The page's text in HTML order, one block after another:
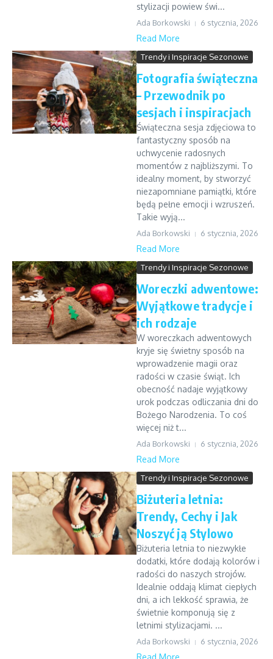
stylizacji powiew świ...
Ada Borkowski 6 stycznia, 2026
Read More
Trendy i Inspiracje Sezonowe
Fotografia świąteczna
– Przewodnik po
sesjach i inspiracjach
Świąteczna sesja zdjęciowa to
fantastyczny sposób na
uchwycenie radosnych
momentów z najbliższymi. To
idealny moment, by stworzyć
niezapomniane pamiątki, które
będą pełne emocji i wzruszeń.
Takie wyją...
Ada Borkowski 6 stycznia, 2026
Read More
Trendy i Inspiracje Sezonowe
Woreczki adwentowe:
Wyjątkowe tradycje i
ich rodzaje
W woreczkach adwentowych
kryje się świetny sposób na
wprowadzenie magii oraz
radości w czasie świąt. Ich
obecność nadaje wyjątkowy
urok podczas odliczania dni do
Bożego Narodzenia. To coś
więcej niż t...
Ada Borkowski 6 stycznia, 2026
Read More
Trendy i Inspiracje Sezonowe
Biżuteria letnia:
Trendy, Cechy i Jak
Noszyć ją Stylowo
Biżuteria letnia to niezwykłe
dodatki, które dodają kolorów i
radości do naszych strojów.
Idealnie oddają klimat ciepłych
dni, a ich lekkość sprawia, że
świetnie komponują się z
letnimi stylizacjami. ...
Ada Borkowski 6 stycznia, 2026
Read More